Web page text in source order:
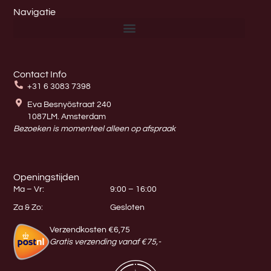
Navigatie
Contact Info
+31 6 3083 7398
Eva Besnyöstraat 240
1087LM. Amsterdam
Bezoeken is momenteel alleen op afspraak
Openingstijden
Ma – Vr: 9:00 – 16:00
Za & Zo: Gesloten
Verzendkosten €6,75
Gratis verzending vanaf €75,-